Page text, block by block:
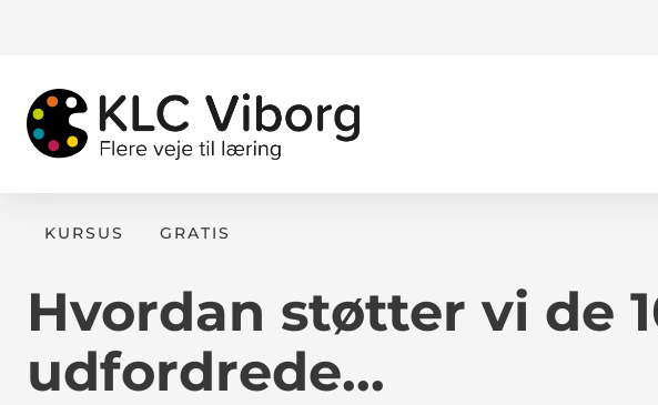
KURSUS GRATIS
Hvordan støtter vi de
udfordrede...